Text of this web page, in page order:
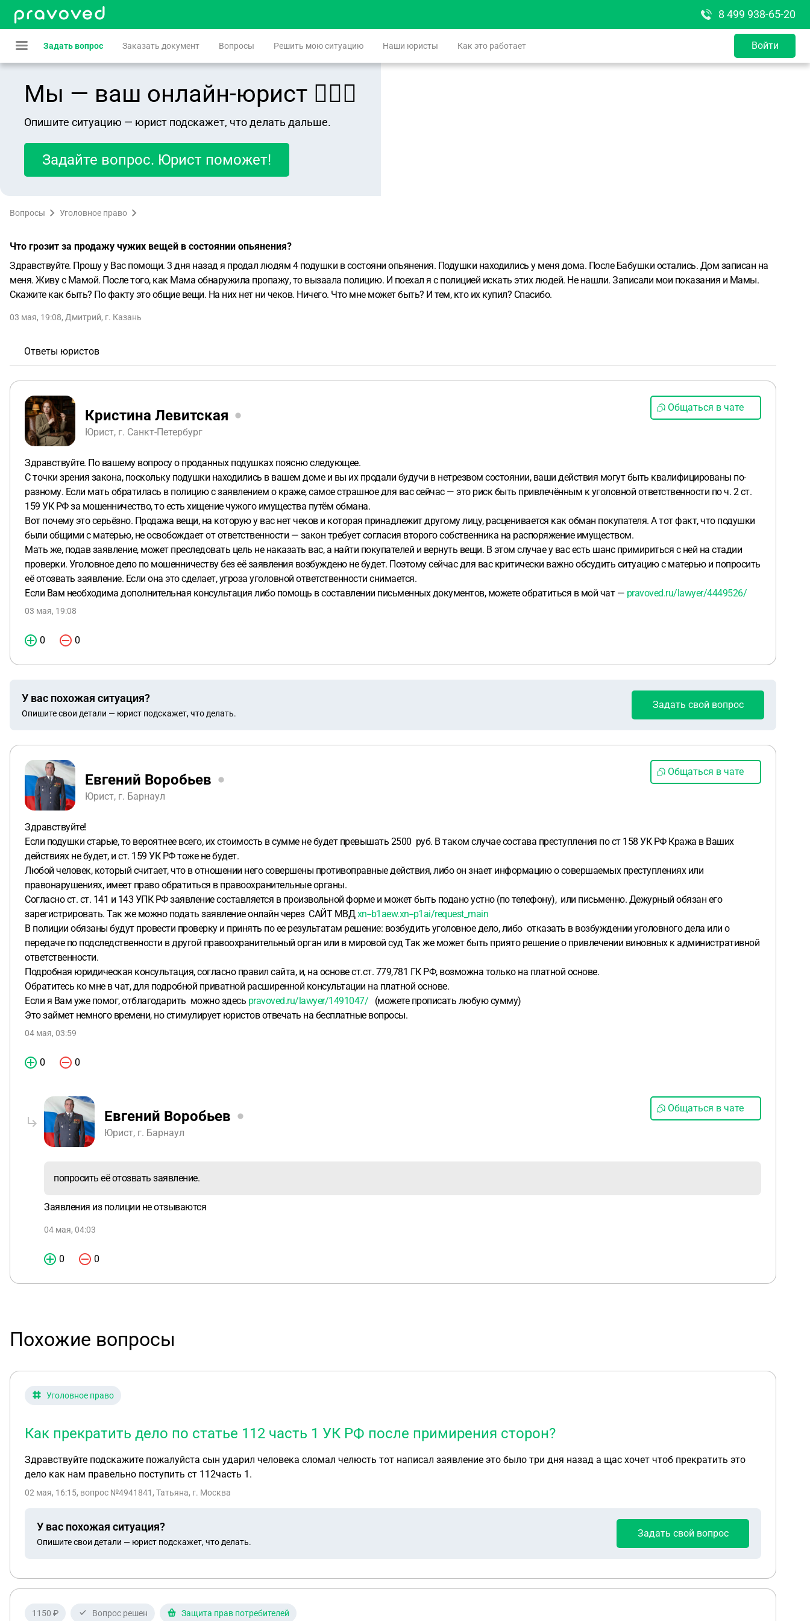
8 499 938-65-20
Задать вопрос Заказать документ Вопросы Решить мою ситуацию Наши юристы Как это работает Войти
Мы — ваш онлайн-юрист 👨🏻‍⚖️
Опишите ситуацию — юрист подскажет, что делать дальше.
Задайте вопрос. Юрист поможет!
Вопросы Уголовное право
Что грозит за продажу чужих вещей в состоянии опьянения?
Здравствуйте. Прошу у Вас помощи. 3 дня назад я продал людям 4 подушки в состояни опьянения. Подушки находились у меня дома. После Бабушки остались. Дом записан на
меня. Живу с Мамой. После того, как Мама обнаружила пропажу, то вызаала полицию. И поехал я с полицией искать этих людей. Не нашли. Записали мои показания и Мамы.
Скажите как быть? По факту это общие вещи. На них нет ни чеков. Ничего. Что мне может быть? И тем, кто их купил? Спасибо.
03 мая, 19:08, Дмитрий, г. Казань
Ответы юристов
Кристина Левитская
Юрист, г. Санкт-Петербург
Общаться в чате
Здравствуйте. По вашему вопросу о проданных подушках поясню следующее.
С точки зрения закона, поскольку подушки находились в вашем доме и вы их продали будучи в нетрезвом состоянии, ваши действия могут быть квалифицированы по-
разному. Если мать обратилась в полицию с заявлением о краже, самое страшное для вас сейчас — это риск быть привлечённым к уголовной ответственности по ч. 2 ст.
159 УК РФ за мошенничество, то есть хищение чужого имущества путём обмана.
Вот почему это серьёзно. Продажа вещи, на которую у вас нет чеков и которая принадлежит другому лицу, расценивается как обман покупателя. А тот факт, что подушки
были общими с матерью, не освобождает от ответственности — закон требует согласия второго собственника на распоряжение имуществом.
Мать же, подав заявление, может преследовать цель не наказать вас, а найти покупателей и вернуть вещи. В этом случае у вас есть шанс примириться с ней на стадии
проверки. Уголовное дело по мошенничеству без её заявления возбуждено не будет. Поэтому сейчас для вас критически важно обсудить ситуацию с матерью и попросить
её отозвать заявление. Если она это сделает, угроза уголовной ответственности снимается.
Если Вам необходима дополнительная консультация либо помощь в составлении письменных документов, можете обратиться в мой чат — pravoved.ru/lawyer/4449526/
03 мая, 19:08
0 0
У вас похожая ситуация?
Опишите свои детали — юрист подскажет, что делать.
Задать свой вопрос
Евгений Воробьев
Юрист, г. Барнаул
Общаться в чате
Здравствуйте!
Если подушки старые, то вероятнее всего, их стоимость в сумме не будет превышать 2500 руб. В таком случае состава преступления по ст 158 УК РФ Кража в Ваших
действиях не будет, и ст. 159 УК РФ тоже не будет.
Любой человек, который считает, что в отношении него совершены противоправные действия, либо он знает информацию о совершаемых преступлениях или
правонарушениях, имеет право обратиться в правоохранительные органы.
Согласно ст. ст. 141 и 143 УПК РФ заявление составляется в произвольной форме и может быть подано устно (по телефону), или письменно. Дежурный обязан его
зарегистрировать. Так же можно подать заявление онлайн через САЙТ МВДxn--b1aew.xn--p1ai/request_main
В полиции обязаны будут провести проверку и принять по ее результатам решение: возбудить уголовное дело, либо отказать в возбуждении уголовного дела или о
передаче по подследственности в другой правоохранительный орган или в мировой суд Так же может быть приято решение о привлечении виновных к административной
ответственности.
Подробная юридическая консультация, согласно правил сайта, и, на основе ст.ст. 779,781 ГК РФ, возможна только на платной основе.
Обратитесь ко мне в чат, для подробной приватной расширенной консультации на платной основе.
Если я Вам уже помог, отблагодарить можно здесь pravoved.ru/lawyer/1491047/ (можете прописать любую сумму)
Это займет немного времени, но стимулирует юристов отвечать на бесплатные вопросы.
04 мая, 03:59
0 0
Евгений Воробьев
Юрист, г. Барнаул
Общаться в чате
попросить её отозвать заявление.
Заявления из полиции не отзываются
04 мая, 04:03
0 0
Похожие вопросы
Уголовное право
Как прекратить дело по статье 112 часть 1 УК РФ после примирения сторон?
Здравствуйте подскажите пожалуйста сын ударил человека сломал челюсть тот написал заявление это было три дня назад а щас хочет чтоб прекратить это
дело как нам правельно поступить ст 112часть 1.
02 мая, 16:15, вопрос №4941841, Татьяна, г. Москва
У вас похожая ситуация?
Опишите свои детали — юрист подскажет, что делать.
Задать свой вопрос
1150 ₽ Вопрос решен Защита прав потребителей